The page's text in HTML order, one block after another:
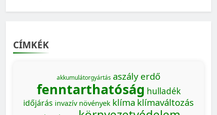
CÍMKÉK
akkumulátorgyártás aszály erdő
fenntarthatóság hulladék
időjárás invazív növények klíma klímaváltozás